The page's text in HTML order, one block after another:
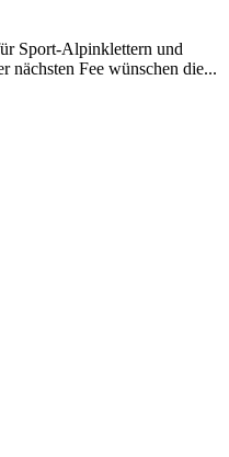
Sport-Alpinklettern und
nächsten Fee wünschen die...